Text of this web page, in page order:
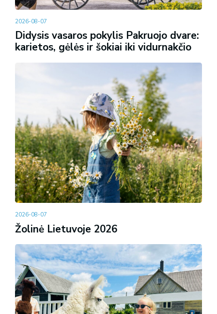
2026-08-07
Didysis vasaros pokylis Pakruojo dvare:
karietos, gėlės ir šokiai iki vidurnakčio
2026-08-07
Žolinė Lietuvoje 2026